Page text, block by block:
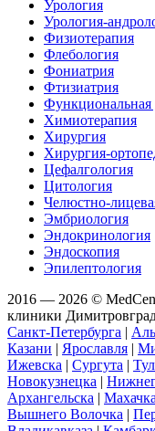
Урология
Урология-
Физиотерапия
Флебология
Фониатрия
Фтизиатрия
Функциональная
Химиотерапия
Хирургия
Хирургия-
Цефалгология
Цитология
Челюстно-
Эмбриология
Эндокринология
Эндоскопия
Эпилептология
2016 — 2026 ©
клиники
Санкт-Петербурга |
Казани | Ярославля |
Ижевска | Сургута |
Новокузнецка |
Архангельска |
Вышнего Волочка |